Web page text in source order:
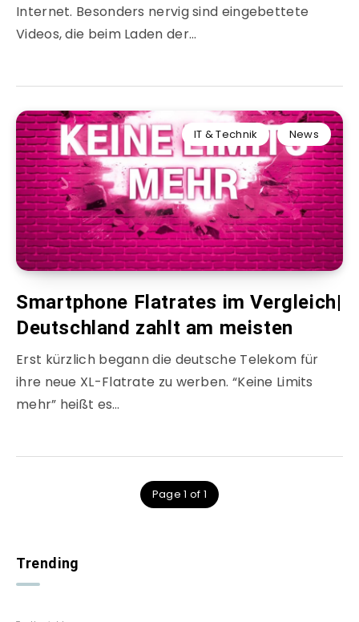
Internet. Besonders nervig sind eingebettete
Videos, die beim Laden der…
IT & Technik News
Smartphone Flatrates im Vergleich|
Deutschland zahlt am meisten
Erst kürzlich begann die deutsche Telekom für
ihre neue XL-Flatrate zu werben. “Keine Limits
mehr” heißt es…
Page 1 of 1
Trending